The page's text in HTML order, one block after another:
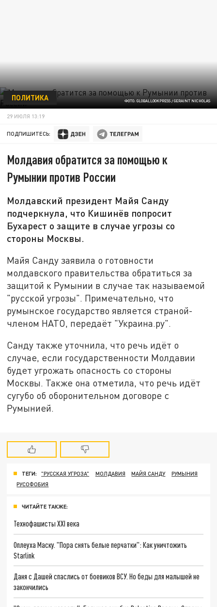
ФОТО: GLOBALLOOKPRESS / GERAINT NICHOLAS
ПОЛИТИКА
29 ИЮЛЯ 13:19
ПОДПИШИТЕСЬ:
Молдавия обратится за помощью к
Румынии против России
Молдавский президент Майя Санду
подчеркнула, что Кишинёв попросит
Бухарест о защите в случае угрозы со
стороны Москвы.
Майя Санду заявила о готовности
молдавского правительства обратиться за
защитой к Румынии в случае так называемой
"русской угрозы". Примечательно, что
румынское государство является страной-
членом НАТО, передаёт "Украина.ру".
Санду также уточнила, что речь идёт о
случае, если государственности Молдавии
будет угрожать опасность со стороны
Москвы. Также она отметила, что речь идёт
сугубо об оборонительном договоре с
Румынией.
ТЕГИ: "РУССКАЯ УГРОЗА" МОЛДАВИЯ МАЙЯ САНДУ
РУМЫНИЯ
РУСОФОБИЯ
ЧИТАЙТЕ ТАКЖЕ:
Технофашисты XXI века
Оплеуха Маску. "Пора снять белые перчатки": Как уничтожить
Starlink
Даня с Дашей спаслись от боевиков ВСУ. Но беды для малышей не
закончились